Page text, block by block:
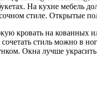
На кухне мебель
стиле. Открытые
кровать на кованных
стиль можно в
Окна лучше